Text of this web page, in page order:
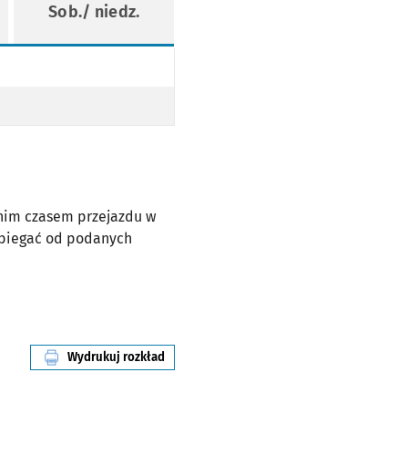
Sob./ niedz.
czasem przejazdu w
od podanych
Wydrukuj rozkład
linii nr 247